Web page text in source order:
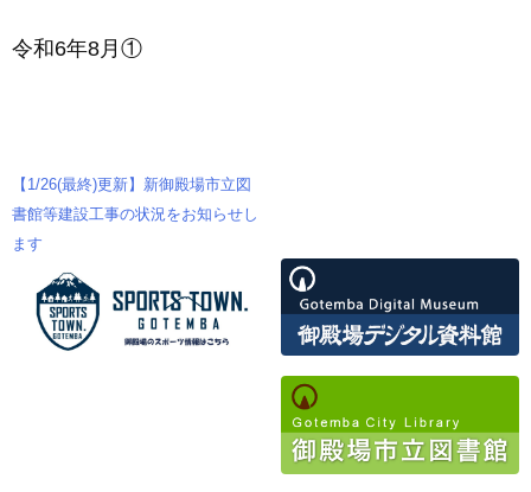
令和6年8月①
投
稿
【1/26(最終)更新】新御殿場市立図
書館等建設工事の状況をお知らせし
ます